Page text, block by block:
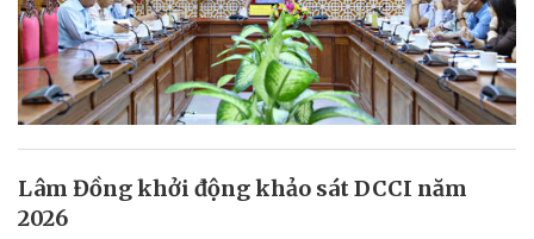
Lâm Đồng khởi động khảo sát DCCI năm
2026